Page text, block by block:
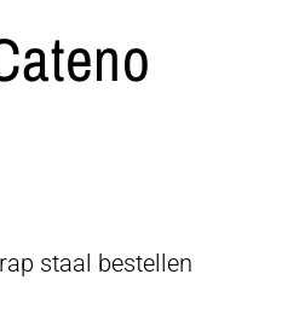
staal bestellen